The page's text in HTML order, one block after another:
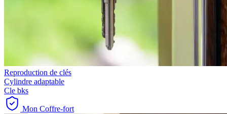
Reproduction de clés
Cylindre adaptable
Cle bks
Mon Coffre-fort